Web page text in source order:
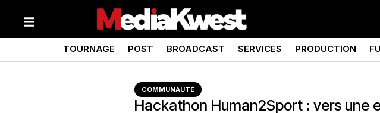
TOURNAGE POST BROADCAST SERVICES PRODUCTION
COMMUNAUTÉ
Hackathon Human2Sport : vers une